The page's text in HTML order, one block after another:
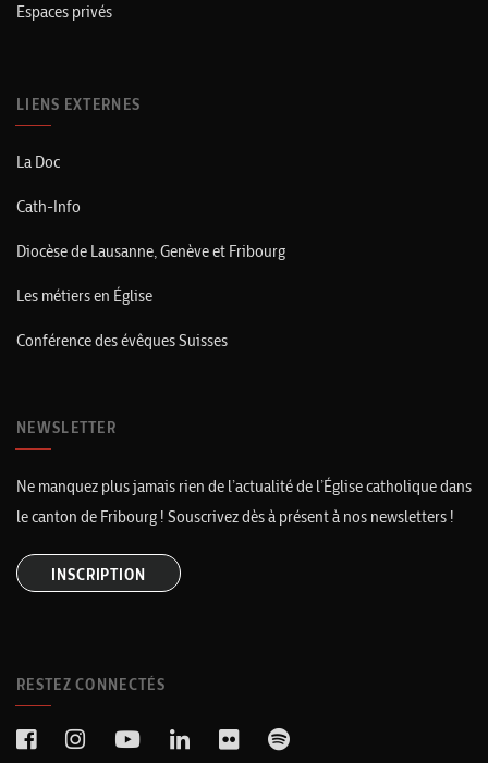
Espaces privés
LIENS EXTERNES
La Doc
Cath-Info
Diocèse de Lausanne, Genève et Fribourg
Les métiers en Église
Conférence des évêques Suisses
NEWSLETTER
Ne manquez plus jamais rien de l’actualité de l’Église catholique dans
le canton de Fribourg ! Souscrivez dès à présent à nos newsletters !
INSCRIPTION
RESTEZ CONNECTÉS